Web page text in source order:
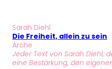
Sarah Diehl
Die Freiheit, allein zu sein
Arche
Jeder Text von Sarah Diehl,
eine Bestärkung, den